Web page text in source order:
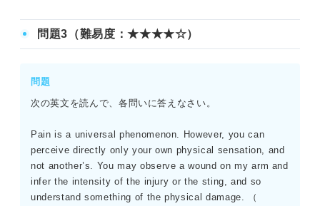
(3)第三段落の3文目に「成功が何を意味するかを知る唯一の
方法は、私たち自身の内なる声に耳を傾け、本当に望むも
一致する。選択肢A、C、Eは、他人の模倣や世論、ランキ
チであるため誤りである。Dは外的な指標であり、内面的な
問題3（難易度：★★★★☆）
問題
次の英文を読んで、各問いに答えなさい。
Pain is a universal phenomenon. However, you can
perceive directly only your own physical sensation, and
not another’s. You may observe a wound on my arm and
infer the intensity of the injury or the sting, and so
understand something of the physical damage. （